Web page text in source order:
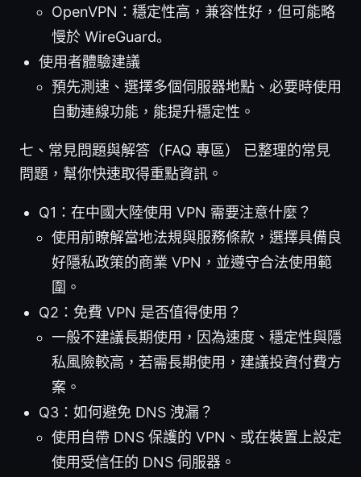
OpenVPN：穩定性高，兼容性好，但可能略
慢於 WireGuard。
使用者體驗建議
預先測速、選擇多個伺服器地點、必要時使用
自動連線功能，能提升穩定性。
七、常見問題與解答（FAQ 專區） 已整理的常見
問題，幫你快速取得重點資訊。
Q1：在中國大陸使用 VPN 需要注意什麼？
使用前瞭解當地法規與服務條款，選擇具備良
好隱私政策的商業 VPN，並遵守合法使用範
圍。
Q2：免費 VPN 是否值得使用？
一般不建議長期使用，因為速度、穩定性與隱
私風險較高，若需長期使用，建議投資付費方
案。
Q3：如何避免 DNS 洩漏？
使用自帶 DNS 保護的 VPN、或在裝置上設定
使用受信任的 DNS 伺服器。